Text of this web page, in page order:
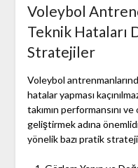
Voleybol
Teknik Hataları
Stratejiler
Voleybol
hatalar yapması
takımın performansını
geliştirmek adına
yönelik bazı pratik